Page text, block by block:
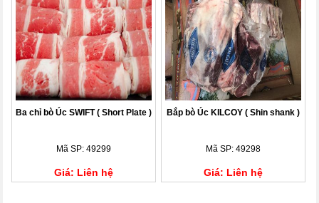
Ba chỉ bò Úc SWIFT ( Short Plate )
Mã SP: 49299
Giá: Liên hệ
Bắp bò Úc KILCOY ( Shin shank )
Mã SP: 49298
Giá: Liên hệ